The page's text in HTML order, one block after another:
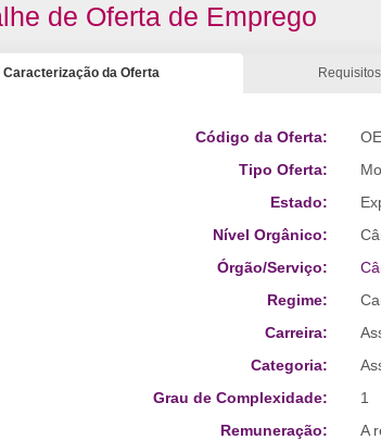
de Oferta de Emprego
Caracterização da Oferta
Código da Oferta:
Tipo Oferta:
Estado:
Nível Orgânico:
Órgão/Serviço:
Regime:
Carreira:
Categoria:
Grau de Complexidade:
1
Remuneração:
A